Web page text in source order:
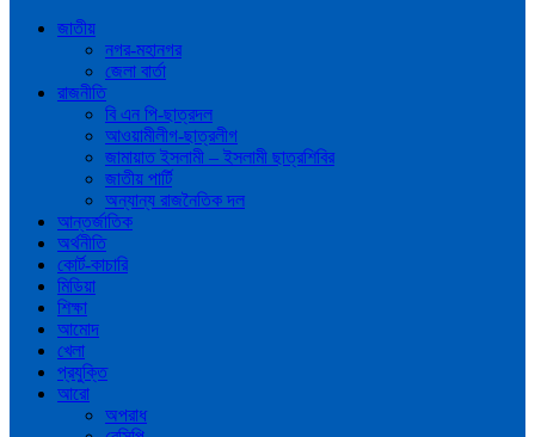
জাতীয়
নগর-মহানগর
জেলা বার্তা
রাজনীতি
বি এন পি-ছাত্রদল
আওয়ামীলীগ-ছাত্রলীগ
জামায়াত ইসলামী – ইসলামী ছাত্রশিবির
জাতীয় পার্টি
অন্যান্য রাজনৈতিক দল
আন্তর্জাতিক
অর্থনীতি
কোর্ট-কাচারি
মিডিয়া
শিক্ষা
আমোদ
খেলা
প্রযুক্তি
আরো
অপরাধ